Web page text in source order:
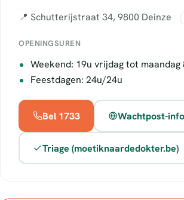
📍 Schutterijstraat 34, 9800 Deinze
OPENINGSUREN
Weekend: 19u vrijdag tot maandag
Feestdagen: 24u/24u
Bel 1733 Wachtpost-info
Triage (moetiknaardedokter.be)